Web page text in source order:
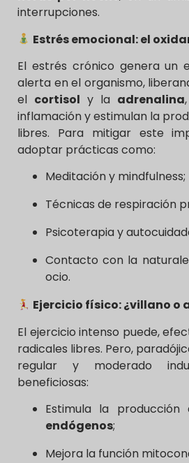
interrupciones.
Estrés emocional: el
El estrés crónico genera un
alerta en el organismo,
el cortisol y la adrenalina
inflamación y estimulan la
libres. Para mitigar este
adoptar prácticas como:
Meditación y mindfulness;
Técnicas de respiración
Psicoterapia y
Contacto con la
ocio.
Ejercicio físico: ¿villano o
El ejercicio intenso puede,
radicales libres. Pero,
regular y moderado
beneficiosas:
Estimula la producción
endógenos;
Mejora la función